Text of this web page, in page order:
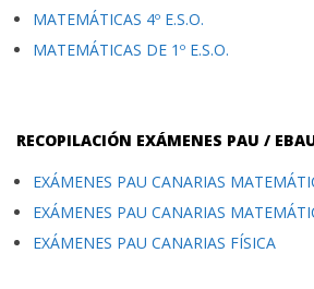
MATEMÁTICAS 4º E.S.O.
MATEMÁTICAS DE 1º E.S.O.
RECOPILACIÓN EXÁMENES PAU /
EXÁMENES PAU CANARIAS
EXÁMENES PAU CANARIAS
EXÁMENES PAU CANARIAS FÍSICA